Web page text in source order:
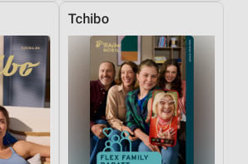
Tchibo